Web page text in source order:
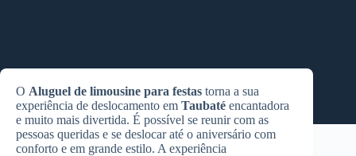
O Aluguel de limousine para festas torna a sua
experiência de deslocamento em Taubaté encantadora
e muito mais divertida. É possível se reunir com as
pessoas queridas e se deslocar até o aniversário com
conforto e em grande estilo. A experiência